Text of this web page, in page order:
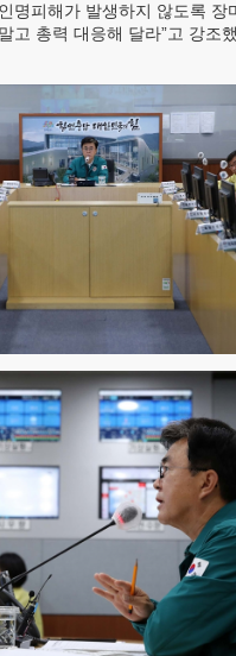
명피해가 발생하지 않도록 장
고 총력 대응해 달라”고 강조